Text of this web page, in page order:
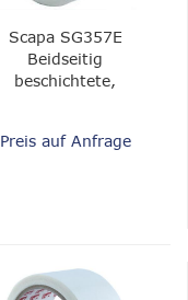
Scapa SG357E
Beidseitig
beschichtete,
Preis auf Anfrage